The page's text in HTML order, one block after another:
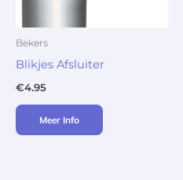
Bekers
Blikjes Afsluiter
€4.95
Meer Info